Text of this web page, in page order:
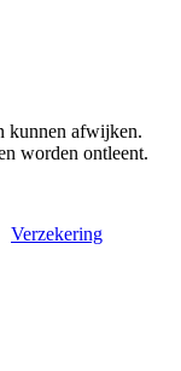
kunnen afwijken.
worden ontleent.
Verzekering